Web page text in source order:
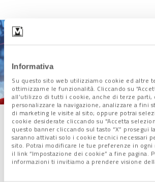
Informativa
Su questo sito web utilizziamo cookie ed altre
ottimizzarne le funzionalità. Cliccando su
all’utilizzo di tutti i cookie, anche di terze
personalizzare la navigazione, analizzare a fini
di marketing le visite al sito; oppure potrai
cookie desiderate cliccando su "Accetta
questo banner cliccando sul tasto “X” prosegui
saranno attivati solo i cookie tecnici necessari
sito. Potrai modificare le tue preferenze in
il link “Impostazione dei cookie” a fine pagina.
informazioni ti invitiamo a prendere visione
I consigli per evitare la
contaminazione